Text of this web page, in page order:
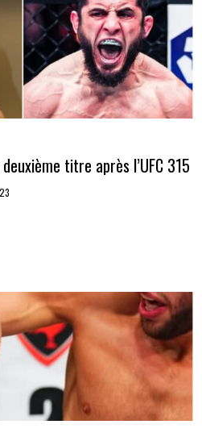
titre après l’UFC 315